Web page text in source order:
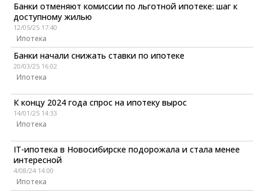
Банки отменяют комиссии по льготной ипотеке: шаг к
доступному жилью
12/05/25 17:40
Ипотека
Банки начали снижать ставки по ипотеке
20/03/25 16:02
Ипотека
К концу 2024 года спрос на ипотеку вырос
14/01/25 14:33
Ипотека
IT-ипотека в Новосибирске подорожала и стала менее
интересной
4/08/24 14:00
Ипотека